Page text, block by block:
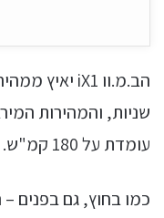
שניות, והמהירות
עומדת על 180 קמ"ש.